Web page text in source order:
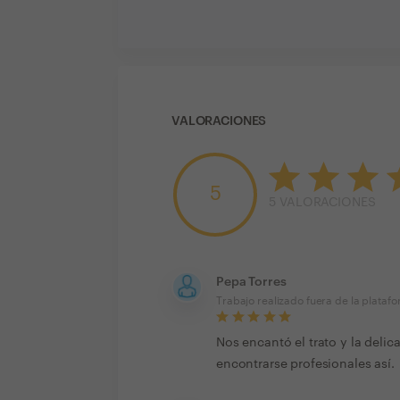
VALORACIONES
5
Pepa Torres
Trabajo realizado fuera de la
Nos encantó el trato y la
encontrarse profesionales así.